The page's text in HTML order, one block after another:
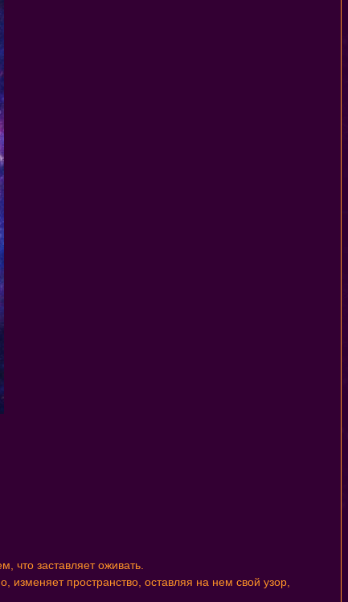
что заставляет оживать.
изменяет пространство, оставляя на нем свой узор,